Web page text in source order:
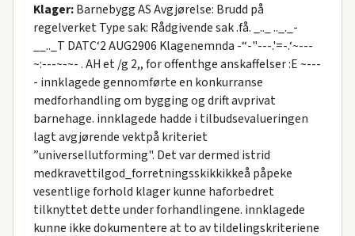
Klager:Barnebygg AS Avgjørelse: Brudd på
regelverket Type sak: Rådgivende sak .få. _.._ .._._-
__.._T DATC‘2 AUG2906 Klagenemnda -“-"---.'=-.‘~---
~:---~-~- . AH et /g 2,, for offenthge anskaffelser :E ~---
- innklagede gennomførte en konkurranse
medforhandling om bygging og drift avprivat
barnehage. innklagede hadde i tilbudsevalueringen
lagt avgjørende vektpå kriteriet
”universellutforming". Det var dermed istrid
medkravettilgod_forretningsskikkikkeå påpeke
vesentlige forhold klager kunne haforbedret
tilknyttet dette under forhandlingene. innklagede
kunne ikke dokumentere at to av tildelingskriteriene